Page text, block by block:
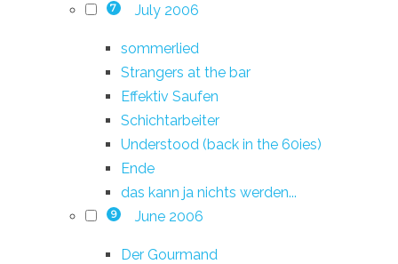
7 July 2006
sommerlied
Strangers at the bar
Effektiv Saufen
Schichtarbeiter
Understood (back in the 60ies)
Ende
das kann ja nichts werden...
9 June 2006
Der Gourmand